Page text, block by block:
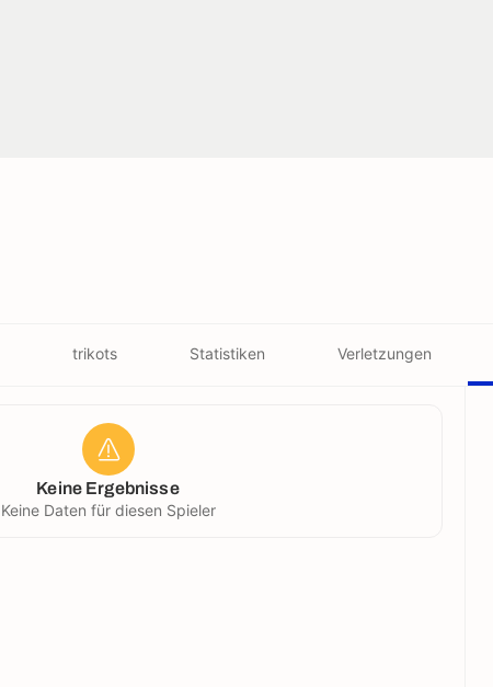
trikots Statistiken Verletzungen
Keine Ergebnisse
Keine Daten für diesen Spieler